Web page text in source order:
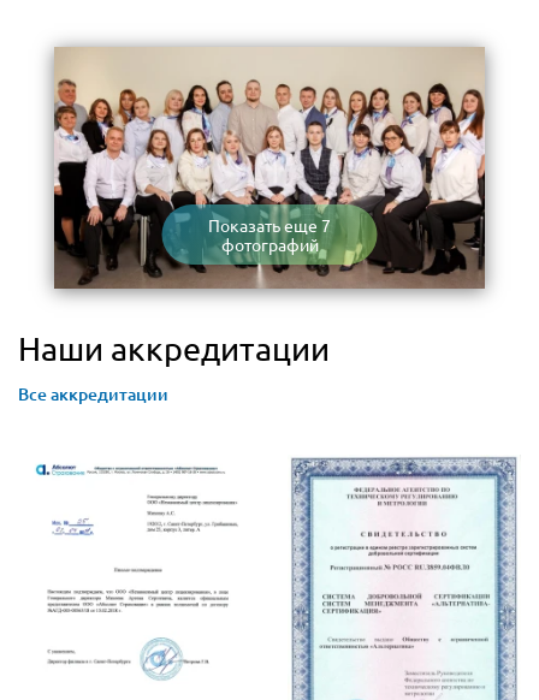
Показать еще 7
фотографий
Наши аккредитации
Все аккредитации